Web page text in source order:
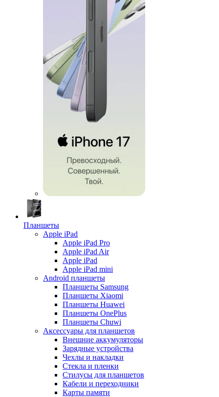
Планшеты
Apple iPad
Apple iPad Pro
Apple iPad Air
Apple iPad
Apple iPad mini
Android планшеты
Планшеты Samsung
Планшеты Xiaomi
Планшеты Huawei
Планшеты OnePlus
Планшеты Chuwi
Аксессуары для планшетов
Внешние аккумуляторы
Зарядные устройства
Чехлы и накладки
Стекла и пленки
Стилусы для планшетов
Кабели и переходники
Карты памяти